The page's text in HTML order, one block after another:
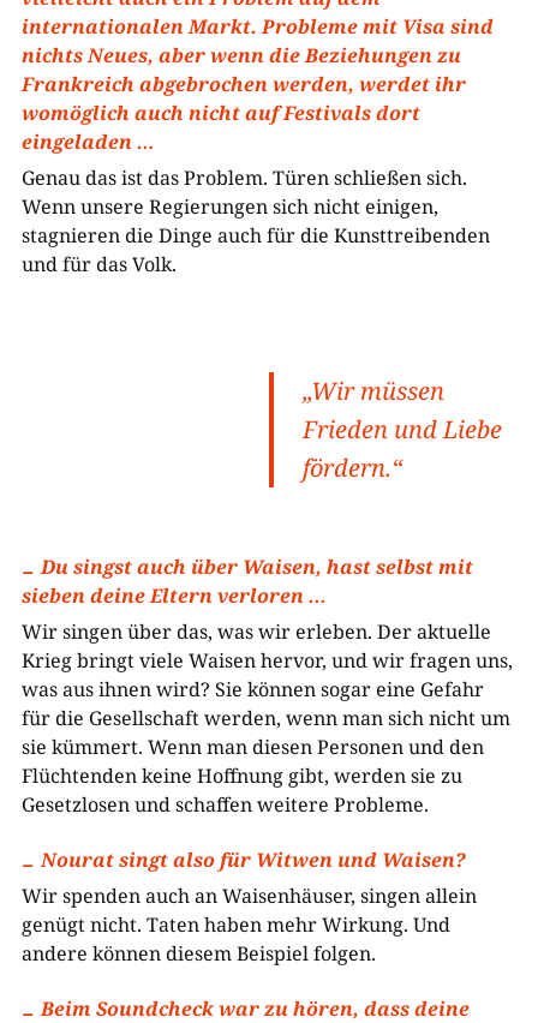
internationalen Markt. Probleme mit Visa sind
nichts Neues, aber wenn die Beziehungen zu
Frankreich abgebrochen werden, werdet ihr
womöglich auch nicht auf Festivals dort
eingeladen …
Genau das ist das Problem. Türen schließen sich.
Wenn unsere Regierungen sich nicht einigen,
stagnieren die Dinge auch für die Kunsttreibenden
und für das Volk.
„Wir müssen
Frieden und Liebe
fördern.“
Du singst auch über Waisen, hast selbst mit
sieben deine Eltern verloren …
Wir singen über das, was wir erleben. Der aktuelle
Krieg bringt viele Waisen hervor, und wir fragen uns,
was aus ihnen wird? Sie können sogar eine Gefahr
für die Gesellschaft werden, wenn man sich nicht um
sie kümmert. Wenn man diesen Personen und den
Flüchtenden keine Hoffnung gibt, werden sie zu
Gesetzlosen und schaffen weitere Probleme.
Nourat singt also für Witwen und Waisen?
Wir spenden auch an Waisenhäuser, singen allein
genügt nicht. Taten haben mehr Wirkung. Und
andere können diesem Beispiel folgen.
Beim Soundcheck war zu hören, dass deine